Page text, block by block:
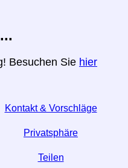
Besuchen Sie hier
Kontakt & Vorschläge
Privatsphäre
Teilen